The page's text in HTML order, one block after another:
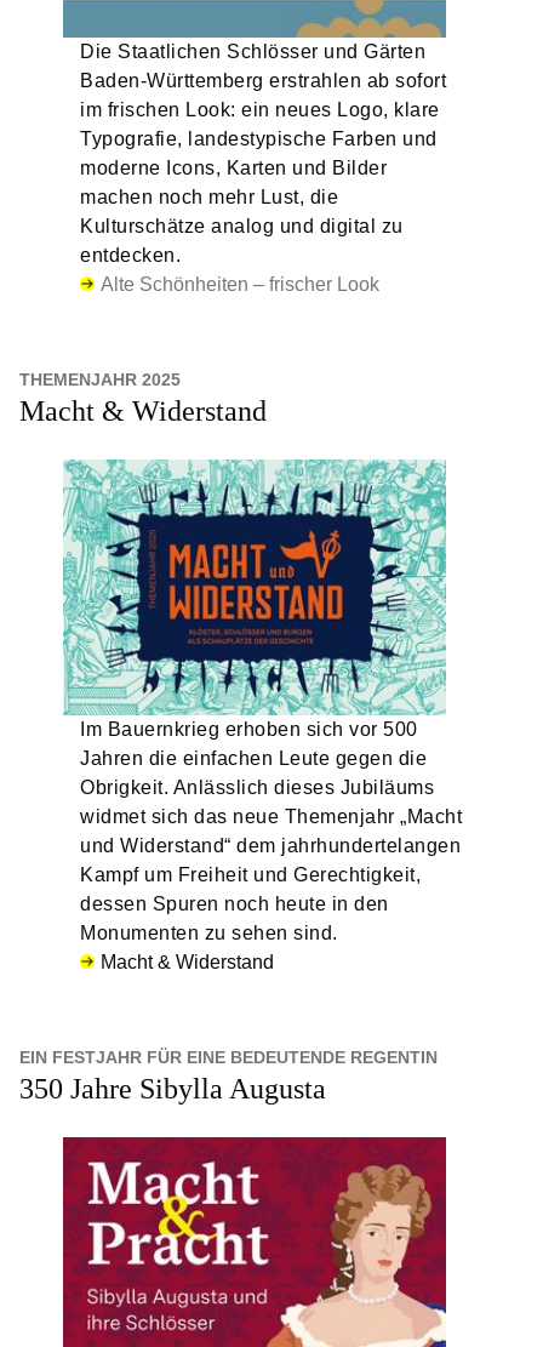
Die Staatlichen Schlösser und Gärten
Baden-Württemberg erstrahlen ab sofort
im frischen Look: ein neues Logo, klare
Typografie, landestypische Farben und
moderne Icons, Karten und Bilder
machen noch mehr Lust, die
Kulturschätze analog und digital zu
entdecken.
Alte Schönheiten – frischer Look
THEMENJAHR 2025
Macht & Widerstand
Im Bauernkrieg erhoben sich vor 500
Jahren die einfachen Leute gegen die
Obrigkeit. Anlässlich dieses Jubiläums
widmet sich das neue Themenjahr „Macht
und Widerstand“ dem jahrhundertelangen
Kampf um Freiheit und Gerechtigkeit,
dessen Spuren noch heute in den
Monumenten zu sehen sind.
Macht & Widerstand
EIN FESTJAHR FÜR EINE BEDEUTENDE REGENTIN
350 Jahre Sibylla Augusta